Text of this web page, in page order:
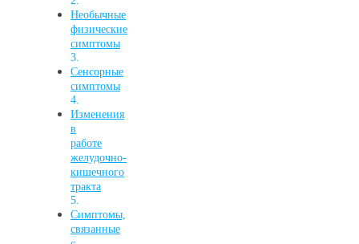
Необычные
физические
симптомы
Сенсорные
симптомы
Изменения
в
работе
желудочно-
кишечного
тракта
Симптомы,
связанные